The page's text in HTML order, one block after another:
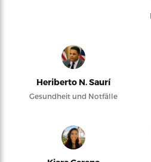
Heriberto N. Saurí
Gesundheit und Notfälle